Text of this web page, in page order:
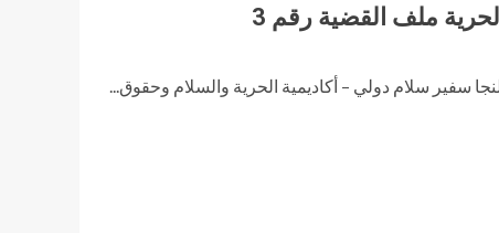
ملف القضية رقم 3
النجا سفير سلام دولي – أكاديمية الحرية والسلام وحقوق...